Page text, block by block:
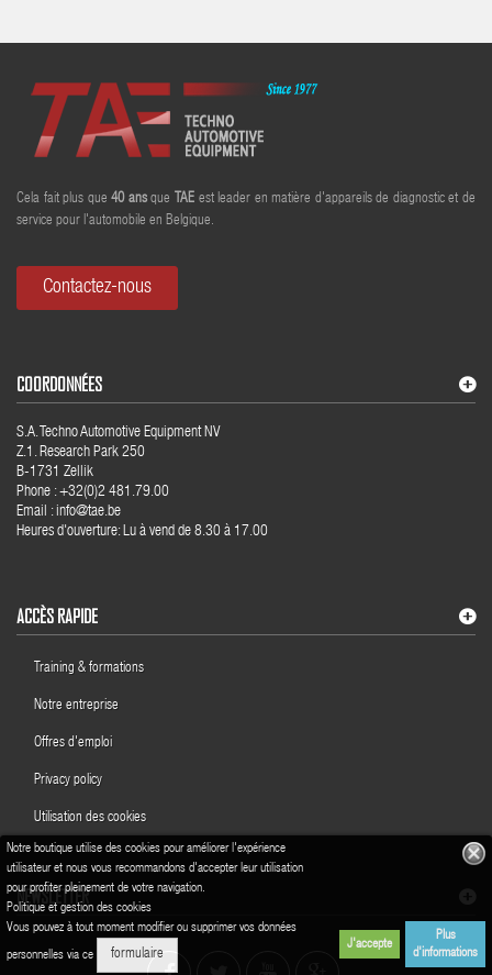
Notre boutique utilise des cookies pour améliorer l'expérience
utilisateur et nous vous recommandons d'accepter leur utilisation
pour profiter pleinement de votre navigation.
Politique et gestion des cookies
Vous pouvez à tout moment modifier ou supprimer vos données
personnelles via ce formulaire
J'accepte
Plus
d'informations
Cela fait plus que40ansque TAEest leader en matière d'appareils de diagnostic et de
service pour l'automobile en Belgique.
Contactez-nous
COORDONNÉES
S.A. Techno Automotive Equipment NV
Z.1. Research Park 250
B-1731 Zellik
Phone : +32(0)2 481.79.00
Email : info@tae.be
Heures d'ouverture: Lu à vend de 8.30 à 17.00
ACCÈS RAPIDE
Training & formations
Notre entreprise
Offres d'emploi
Privacy policy
Utilisation des cookies
NEWSLETTER